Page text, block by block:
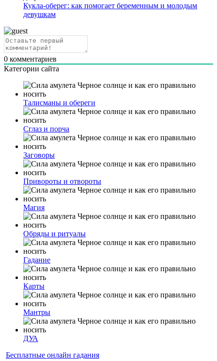
Кукла-оберег: как помогает беременным и молодым
девушкам
0 комментариев
Категории сайта
Талисманы и обереги
Сглаз и порча
Заговоры
Привороты и отвороты
Магия
Обряды и ритуалы
Гадание
Карты
Мантры
ДУА
Бесплатные онлайн гадания